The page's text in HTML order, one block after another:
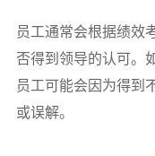
员工通常会根据绩效
否得到领导的认可。
员工可能会因为得到
或误解。